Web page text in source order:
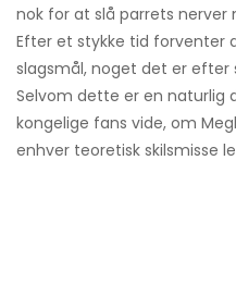
nok for at slå parrets nerver
Efter et stykke tid forventer
slagsmål, noget det er efter
Selvom dette er en
kongelige fans vide, om
enhver teoretisk skilsmisse